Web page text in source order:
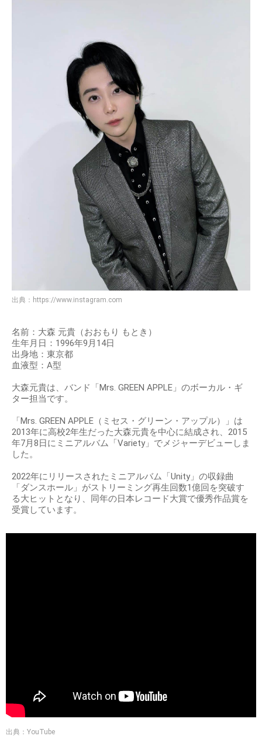
出典： https://www.instagram.com
名前：大森 元貴（おおもり もとき）
生年月日：1996年9月14日
出身地：東京都
血液型：A型
大森元貴は、バンド「Mrs. GREEN APPLE」のボーカル・ギ
ター担当です。
「Mrs. GREEN APPLE（ミセス・グリーン・アップル）」は
2013年に高校2年生だった大森元貴を中心に結成され、2015
年7月8日にミニアルバム「Variety」でメジャーデビューしま
した。
2022年にリリースされたミニアルバム「Unity」の収録曲
「ダンスホール」がストリーミング再生回数1億回を突破す
る大ヒットとなり、同年の日本レコード大賞で優秀作品賞を
受賞しています。
出典：YouTube